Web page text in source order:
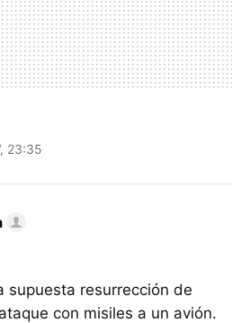
23:35
supuesta resurrección de
con misiles a un avión.